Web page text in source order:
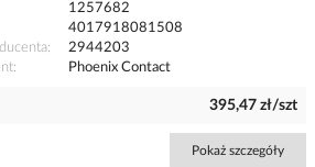
1257682
4017918081508
2944203
Phoenix Contact
395,47 zł/szt
Pokaż szczegóły